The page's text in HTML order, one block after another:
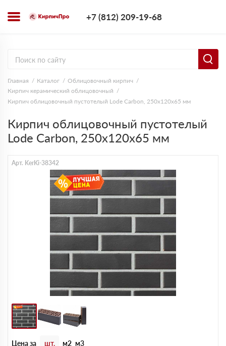
+7 (812) 209-19-68
Главная Каталог
Облицовочный кирпич
Кирпич керамический облицовочный
Кирпич облицовочный пустотелый Lode Carbon, 250х120х65 мм
Кирпич облицовочный пустотелый
Lode Carbon, 250х120х65 мм
Арт. KerKi-38342
Цена за шт. м2 м3